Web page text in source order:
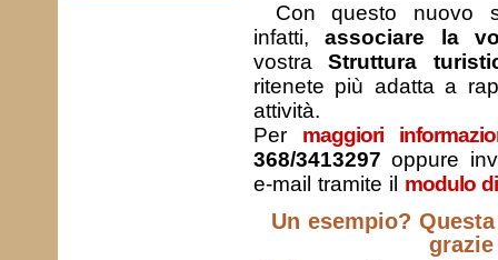
Con questo nuovo
infatti, associare la
vostraStruttura
ritenete più adatta a
attività.
Per maggiori
368/3413297 oppure
e-mail tramite il modulo
Un esempio?